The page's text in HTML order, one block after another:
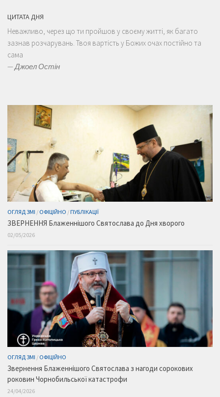
ЦИТАТА ДНЯ
Неважливо, через що ти пройшов у своєму житті, як багато
зазнав розчарувань. Твоя вартість у Божих очах постійно та
сама
—Джоел Остін
ОГЛЯД ЗМІ / ОФІЦІЙНО /ПУБЛІКАЦІЇ
ЗВЕРНЕННЯ Блаженнішого Святослава до Дня хворого
02/05/2026
ОГЛЯД ЗМІ / ОФІЦІЙНО
Звернення Блаженнішого Святослава з нагоди сорокових
роковин Чорнобильської катастрофи
24/04/2026